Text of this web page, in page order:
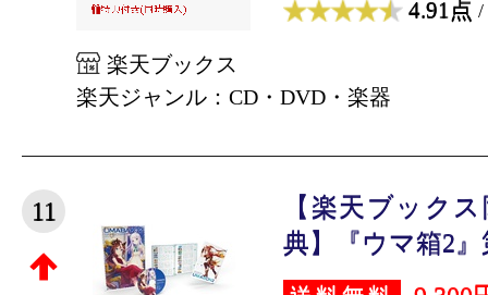
4.91点 /
楽天ブックス
楽天ジャンル：CD・DVD・楽器
11
【楽天ブック
典】『ウマ箱2